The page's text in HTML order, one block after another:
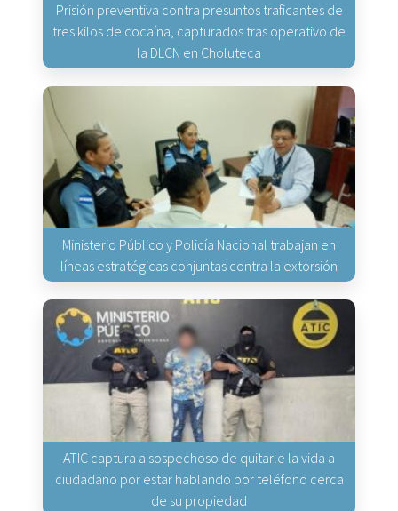
Prisión preventiva contra presuntos traficantes de
tres kilos de cocaína, capturados tras operativo de
la DLCN en Choluteca
Ministerio Público y Policía Nacional trabajan en
líneas estratégicas conjuntas contra la extorsión
ATIC captura a sospechoso de quitarle la vida a
ciudadano por estar hablando por teléfono cerca
de su propiedad